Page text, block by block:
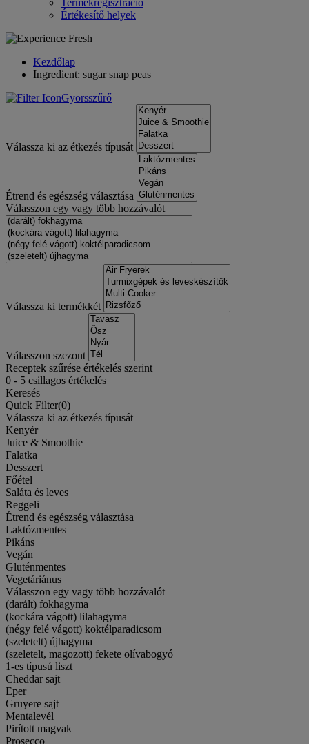
Termékregisztráció
Értékesítő helyek
Kezdőlap
Ingredient: sugar snap peas
Gyorsszűrő
Válassza ki az étkezés típusát
Étrend és egészség választása
Válasszon egy vagy több hozzávalót
Válassza ki termékkét
Válasszon szezont
Receptek szűrése értékelés szerint
0 - 5 csillagos értékelés
Keresés
Quick Filter(0)
Válassza ki az étkezés típusát
Kenyér
Juice & Smoothie
Falatka
Desszert
Főétel
Saláta és leves
Reggeli
Étrend és egészség választása
Laktózmentes
Pikáns
Vegán
Gluténmentes
Vegetáriánus
Válasszon egy vagy több hozzávalót
(darált) fokhagyma
(kockára vágott) lilahagyma
(négy felé vágott) koktélparadicsom
(szeletelt) újhagyma
(szeletelt, magozott) fekete olívabogyó
1-es típusú liszt
Cheddar sajt
Eper
Gruyere sajt
Mentalevél
Pirított magvak
Prosecco